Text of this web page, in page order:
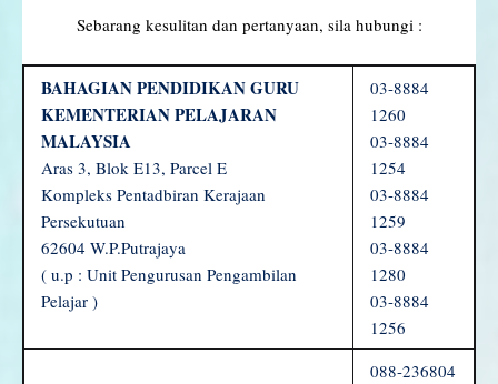
Sebarang kesulitan dan pertanyaan, sila hubungi :
BAHAGIAN PENDIDIKAN GURU
KEMENTERIAN PELAJARAN
MALAYSIA
Aras 3, Blok E13, Parcel E
Kompleks Pentadbiran Kerajaan
Persekutuan
62604 W.P.Putrajaya
( u.p : Unit Pengurusan Pengambilan
Pelajar )
03-8884
1260
03-8884
1254
03-8884
1259
03-8884
1280
03-8884
1256
088-236804